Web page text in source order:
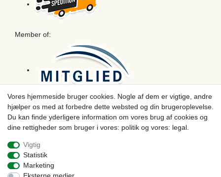
Member of:
Betaling
Vores hjemmeside bruger cookies. Nogle af dem er vigtige, andre
hjælper os med at forbedre dette websted og din brugeroplevelse.
Du kan finde yderligere information om vores brug af cookies og
dine rettigheder som bruger i vores: politik og vores: legal.
Vigtig
Statistik
Marketing